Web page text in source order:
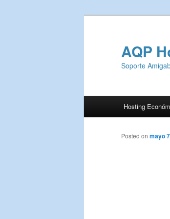
AQP
Soporte
Ir
al
Hosting
Posted on mayo